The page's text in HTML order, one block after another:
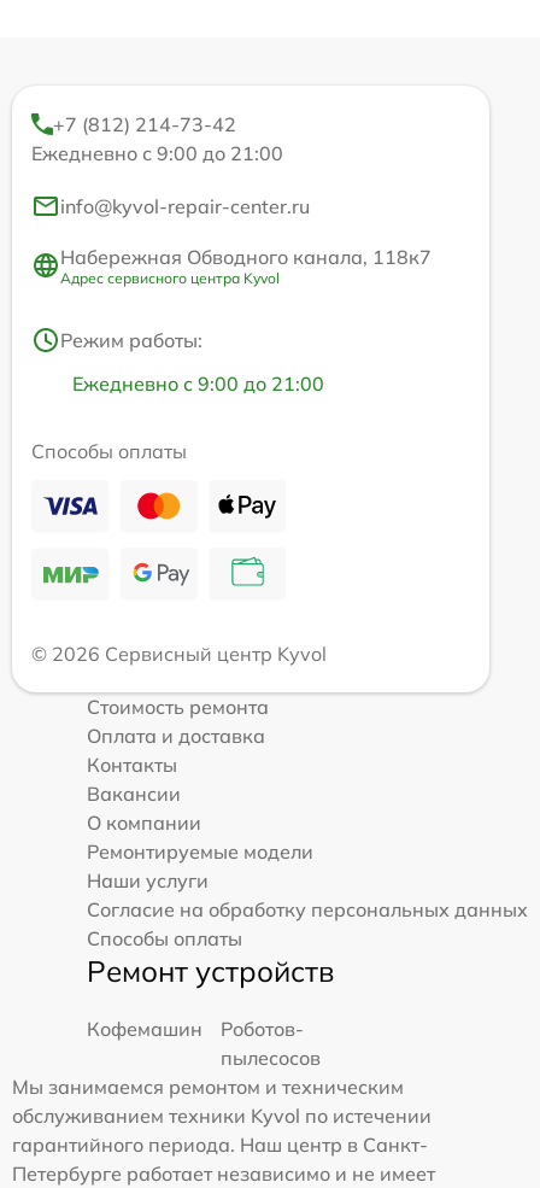
+7 (812) 214-73-42
Ежедневно с 9:00 до 21:00
info@kyvol-repair-center.ru
Набережная Обводного канала, 118к7
Адрес сервисного центра Kyvol
Режим работы:
Ежедневно с 9:00 до 21:00
Способы оплаты
© 2026 Сервисный центр Kyvol
Стоимость ремонта
Оплата и доставка
Контакты
Вакансии
О компании
Ремонтируемые модели
Наши услуги
Согласие на обработку персональных данных
Способы оплаты
Ремонт устройств
Кофемашин
Роботов-
пылесосов
Мы занимаемся ремонтом и техническим
обслуживанием техники Kyvol по истечении
гарантийного периода. Наш центр в Санкт-
Петербурге работает независимо и не имеет